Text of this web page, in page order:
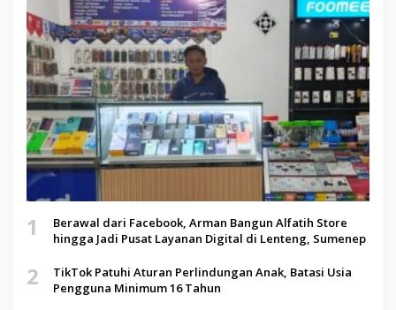
1
Berawal dari Facebook, Arman Bangun Alfatih Store
hingga Jadi Pusat Layanan Digital di Lenteng, Sumenep
2
TikTok Patuhi Aturan Perlindungan Anak, Batasi Usia
Pengguna Minimum 16 Tahun